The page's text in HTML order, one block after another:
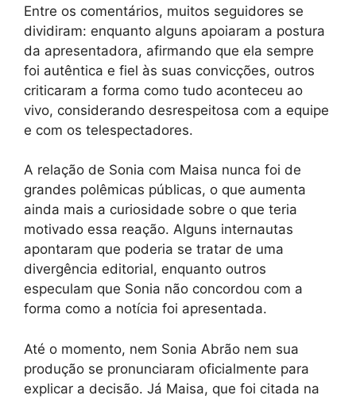
Entre os comentários, muitos seguidores se
dividiram: enquanto alguns apoiaram a postura
da apresentadora, afirmando que ela sempre
foi autêntica e fiel às suas convicções, outros
criticaram a forma como tudo aconteceu ao
vivo, considerando desrespeitosa com a equipe
e com os telespectadores.
A relação de Sonia com Maisa nunca foi de
grandes polêmicas públicas, o que aumenta
ainda mais a curiosidade sobre o que teria
motivado essa reação. Alguns internautas
apontaram que poderia se tratar de uma
divergência editorial, enquanto outros
especulam que Sonia não concordou com a
forma como a notícia foi apresentada.
Até o momento, nem Sonia Abrão nem sua
produção se pronunciaram oficialmente para
explicar a decisão. Já Maisa, que foi citada na